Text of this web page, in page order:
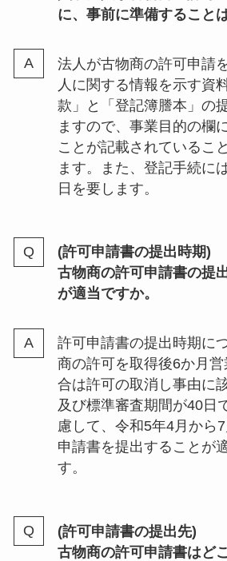
に、事前に準備すること
法人が古物商の許可申請
人に関する情報を示す資
款」と「登記簿謄本」の
ますので、事業目的の欄
ことが記載されているこ
ます。また、登記手続に
日を要します。
(許可申請書の提出時期)
古物商の許可申請書の提
が適当ですか。
許可申請書の提出時期に
商の許可を取得後6か月
合は許可の取消し事由に
及び標準審査期間が40日
慮して、令和5年4月から
申請書を提出することが
す。
(許可申請書の提出先)
古物商の許可申請書はど